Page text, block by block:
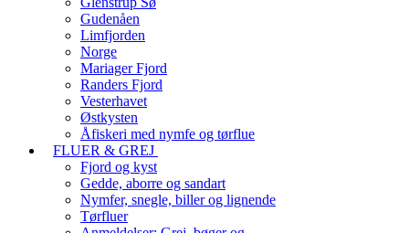
Gudenåen
Limfjorden
Norge
Mariager Fjord
Randers Fjord
Vesterhavet
Østkysten
Åfiskeri med nymfe og tørflue
FLUER & GREJ
Fjord og kyst
Gedde, aborre og sandart
Nymfer, snegle, biller og lignende
Tørfluer